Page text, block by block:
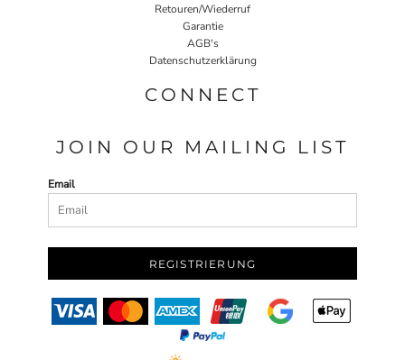
Retouren/Wiederruf
Garantie
AGB's
Datenschutzerklärung
CONNECT
JOIN OUR MAILING LIST
Email
REGISTRIERUNG